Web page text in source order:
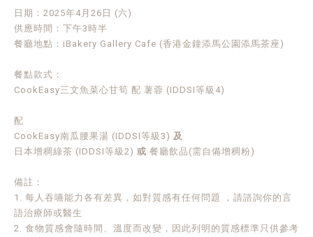
日期：2025年4月26日 (六)
供應時間：下午3時半
餐廳地點：iBakery Gallery Cafe (香港金鐘添馬公園添馬茶座)
餐點款式：
CookEasy三文魚菜心甘筍 配 薯蓉 (IDDSI等級4)
配
CookEasy南瓜腰果湯 (IDDSI等級3) 及
日本增稠綠茶 (IDDSI等級2) 或 餐廳飲品(需自備增稠粉)
備註：
1. 每人吞嚥能力各有差異，如對質感有任何問題 ，請諮詢你的言
語治療師或醫生
2. 食物質感會隨時間、溫度而改變，因此列明的質感標準只供參考